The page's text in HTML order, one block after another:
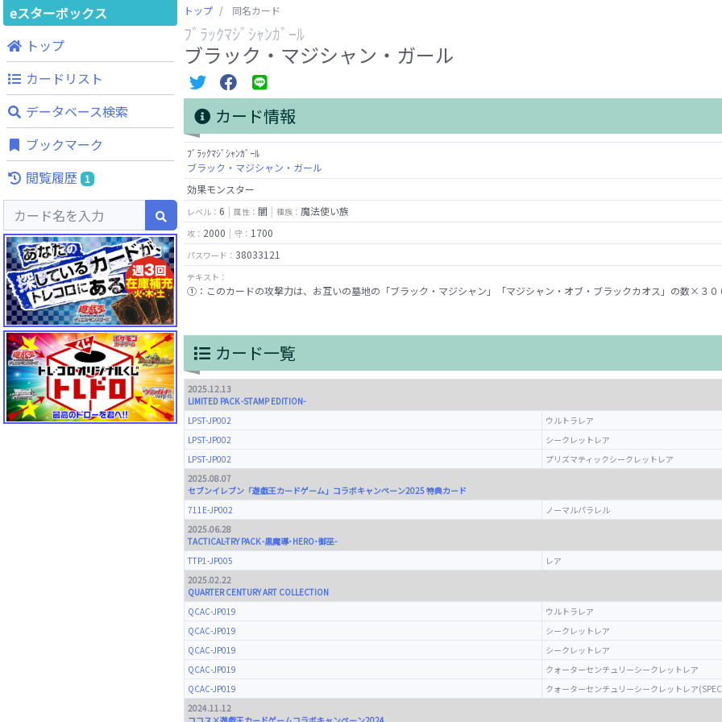
eスターボックス
トップ
カードリスト
データベース検索
ブックマーク
閲覧履歴
1
トップ 同名カード
ﾌﾞﾗｯｸﾏｼﾞｼｬﾝｶﾞｰﾙ
ブラック・マジシャン・ガール
カード情報
ﾌﾞﾗｯｸﾏｼﾞｼｬﾝｶﾞｰﾙ
ブラック・マジシャン・ガール
効果モンスター
レベル： 6 属性： 闇 種族： 魔法使い族
攻： 2000 守： 1700
パスワード： 38033121
テキスト：
①：このカードの攻撃力は、お互いの墓地の「ブラック・マジシャン」「マジシャン・オブ・ブラックカオス」の数×３０
カード一覧
2025.12.13
LIMITED PACK -STAMP EDITION-
LPST-JP002
ウルトラレア
LPST-JP002
シークレットレア
LPST-JP002
プリズマティックシークレットレア
2025.08.07
セブンイレブン「遊戯王カードゲーム」コラボキャンペーン2025 特典カード
711E-JP002
ノーマルパラレル
2025.06.28
TACTICAL-TRY PACK -黒魔導･HERO･御巫-
TTP1-JP005
レア
2025.02.22
QUARTER CENTURY ART COLLECTION
QCAC-JP019
ウルトラレア
QCAC-JP019
シークレットレア
QCAC-JP019
シークレットレア
QCAC-JP019
クォーターセンチュリーシークレットレア
QCAC-JP019
クォーターセンチュリーシークレットレア
2024.11.12